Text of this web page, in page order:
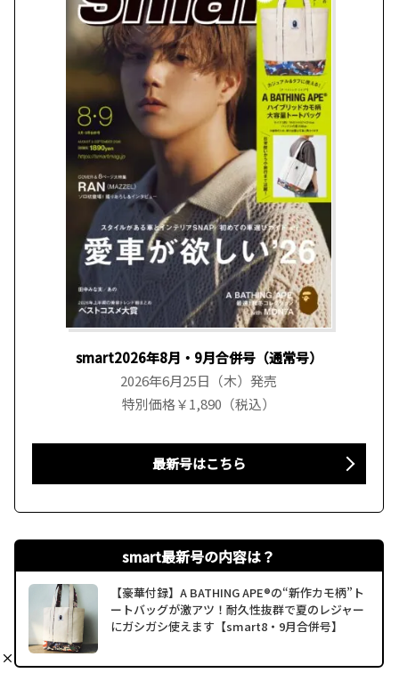
smart2026年8月・9月合併号（通常号）
2026年6月25日（木）発売
特別価格￥1,890（税込）
最新号はこちら
smart最新号の内容は？
【豪華付録】A BATHING APE®の“新作カモ柄”ト
ートバッグが激アツ！耐久性抜群で夏のレジャー
にガシガシ使えます【smart8・9月合併号】